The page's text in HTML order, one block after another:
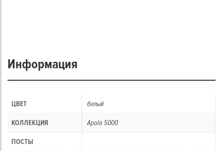
Информация
ЦВЕТ белый
КОЛЛЕКЦИЯ Apolo 5000
ПОСТЫ